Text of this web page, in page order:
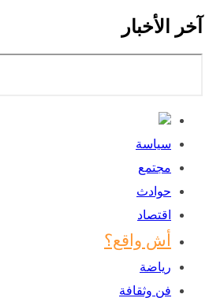
آخر الأخبار
سياسة
مجتمع
حوادث
اقتصاد
أش واقع؟
رياضة
فن وثقافة